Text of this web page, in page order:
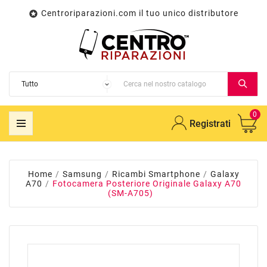
 Centroriparazioni.com il tuo unico distributore
Registrati
0
Home Samsung Ricambi Smartphone
Galaxy
A70
Fotocamera Posteriore Originale Galaxy A70
(SM-A705)